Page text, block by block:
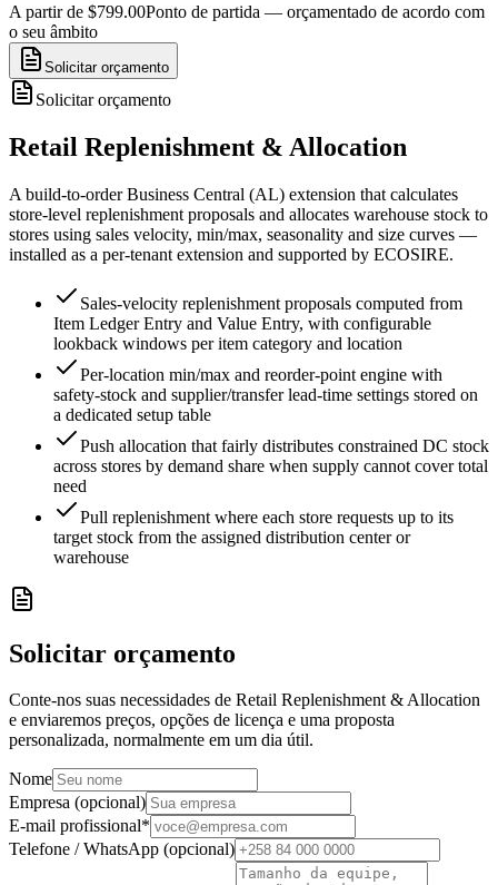
A partir de $799.00Ponto de partida — orçamentado de acordo com
o seu âmbito
Solicitar orçamento
Solicitar orçamento
Retail Replenishment & Allocation
A build-to-order Business Central (AL) extension that calculates
store-level replenishment proposals and allocates warehouse stock to
stores using sales velocity, min/max, seasonality and size curves —
installed as a per-tenant extension and supported by ECOSIRE.
Sales-velocity replenishment proposals computed from
Item Ledger Entry and Value Entry, with configurable
lookback windows per item category and location
Per-location min/max and reorder-point engine with
safety-stock and supplier/transfer lead-time settings stored on
a dedicated setup table
Push allocation that fairly distributes constrained DC stock
across stores by demand share when supply cannot cover total
need
Pull replenishment where each store requests up to its
target stock from the assigned distribution center or
warehouse
Solicitar orçamento
Conte-nos suas necessidades de Retail Replenishment & Allocation
e enviaremos preços, opções de licença e uma proposta
personalizada, normalmente em um dia útil.
Nome
Empresa (opcional)
E-mail profissional*
Telefone / WhatsApp (opcional)